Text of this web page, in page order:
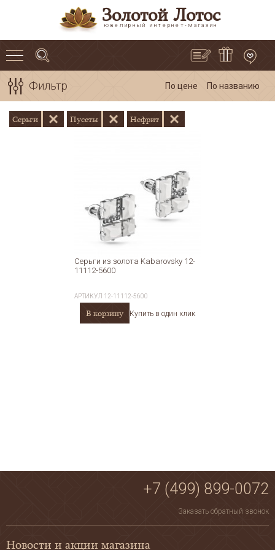
Золотой Лотос
ювелирный интернет-магазин
Фильтр По цене По названию
Серьги Пусеты Нефрит
Серьги из золота Kabarovsky 12-
11112-5600
АРТИКУЛ 12-11112-5600
В корзину Купить в один клик
+7 (499) 899-0072
Заказать обратный звонок
Новости и акции магазина